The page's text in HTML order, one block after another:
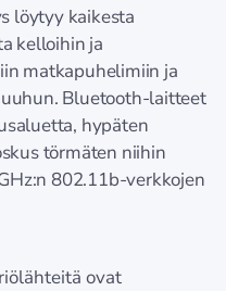
löytyy kaikesta
kelloihin ja
matkapuhelimiin ja
Bluetooth-laitteet
hypäten
törmäten niihin
802.11b-verkkojen
ovat